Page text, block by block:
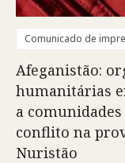
Comunicado de
Afeganistão:
humanitárias
a
conflito na
Nuristão